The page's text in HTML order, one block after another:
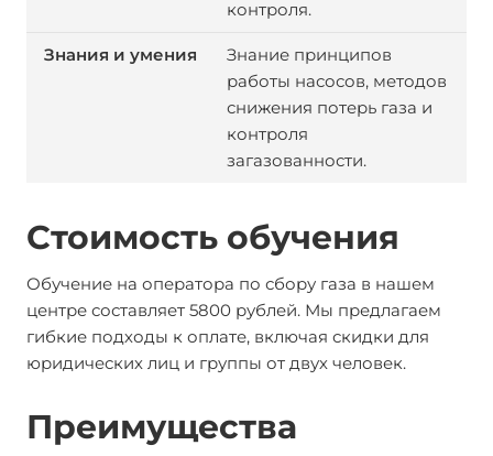
контроля.
Знание принципов
работы насосов, методов
снижения потерь газа и
контроля
загазованности.
Стоимость обучения
Обучение на оператора по сбору газа в нашем
центре составляет 5800 рублей. Мы предлагаем
гибкие подходы к оплате, включая скидки для
юридических лиц и группы от двух человек.
Преимущества